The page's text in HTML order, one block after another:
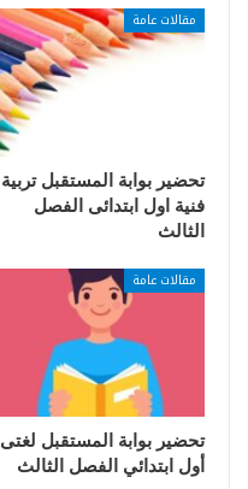
مقالات عامة
تحضير بوابة المستقبل تربية
فنية اول ابتدائى الفصل
الثالث
مقالات عامة
تحضير بوابة المستقبل لغتى
أول ابتدائي الفصل الثالث